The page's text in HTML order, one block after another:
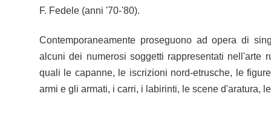
F. Fedele (anni '70-'80).
Contemporaneamente proseguono ad opera di
alcuni dei numerosi soggetti rappresentati nell'arte
quali le capanne, le iscrizioni nord-etrusche, le
armi e gli armati, i carri, i labirinti, le scene d'aratura,